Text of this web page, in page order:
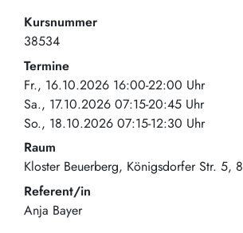
Kursnummer
38534
Termine
Fr., 16.10.2026 16:00-22:00 Uhr
Sa., 17.10.2026 07:15-20:45 Uhr
So., 18.10.2026 07:15-12:30 Uhr
Raum
Kloster Beuerberg Königsdorfer Str. 5
Referent/in
Anja Bayer